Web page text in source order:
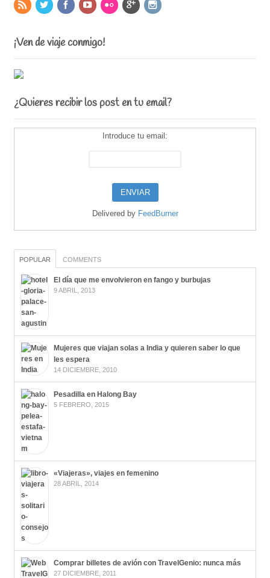
¡Ven de viaje conmigo!
¿Quieres recibir los post en tu email?
Introduce tu email:
Delivered by FeedBurner
POPULAR COMMENTS
El día que me envolvieron en fango y burbujas
9 ABRIL, 2013
Mujeres que viajan solas a India y quieren saber lo que
les espera
14 DICIEMBRE, 2010
Pesadilla en Halong Bay
5 FEBRERO, 2015
«Viajeras», viajes en femenino
28 ABRIL, 2014
Comprar billetes de avión con TravelGenio: nunca más
27 DICIEMBRE, 2011